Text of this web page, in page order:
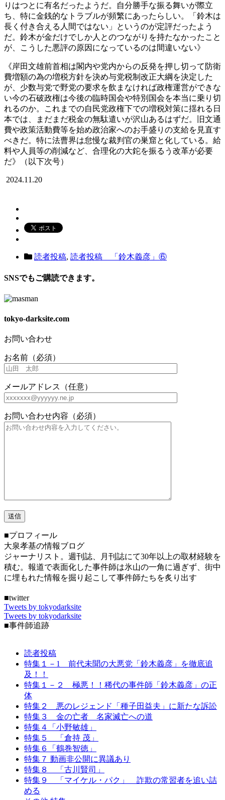
りはつとに有名だったようだ。自分勝手な振る舞いが際立
ち、特に金銭的なトラブルが頻繁にあったらしい。「鈴木は
長く付き合える人間ではない」というのが定評だったよう
だ。鈴木が金だけでしか人とのつながりを持たなかったこと
が、こうした悪評の原因になっているのは間違いない》
《岸田文雄前首相は閣内や党内からの反発を押し切って防衛
費増額の為の増税方針を決め与党税制改正大綱を決定した
が、少数与党で野党の要求を飲まなければ政権運営ができな
い今の石破政権は今後の臨時国会や特別国会を本当に乗り切
れるのか。これまでの自民党政権下での増税対策に揺れる日
本では、まだまだ税金の無駄遣いが沢山あるはずだ。旧文通
費や政策活動費等を始め政治家へのお手盛りの支給を見直す
べきだ。特に法曹界は怠慢な裁判官の巣窟と化している。給
料や人員等の削減など、合理化の大鉈を振るう改革が必要
だ》（以下次号）
2024.11.20
読者投稿, 読者投稿 「鈴木義彦」⑥
SNSでもご購読できます。
tokyo-darksite.com
お問い合わせ
お名前（必須）
メールアドレス（任意）
お問い合わせ内容（必須）
■プロフィール
大泉孝基の情報ブログ
ジャーナリスト。週刊誌、月刊誌にて30年以上の取材経験を
積む。報道で表面化した事件師は氷山の一角に過ぎず、街中
に埋もれた情報を掘り起こして事件師たちを炙り出す
■twitter
Tweets by tokyodarksite
Tweets by tokyodarksite
■事件師追跡
読者投稿
特集１－1 前代未聞の大悪党「鈴木義彦」を徹底追
及！！
特集１－２ 極悪！！稀代の事件師「鈴木義彦」の正
体
特集２ 悪のレジェンド「種子田益夫」に新たな訴訟
特集３ 金の亡者 名家滅亡への道
特集４「小野敏雄」
特集５ 「倉持 茂」
特集６「鶴巻智徳」
特集７ 動画非公開に異議あり
特集８ 「古川賢司」
特集９ 「マイケル・パク」 詐欺の常習者を追い詰
める